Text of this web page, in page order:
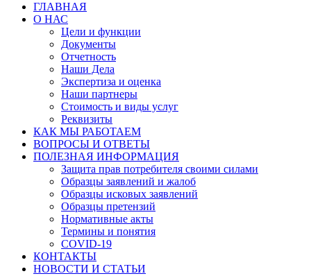
ГЛАВНАЯ
О НАС
Цели и функции
Документы
Отчетность
Наши Дела
Экспертиза и оценка
Наши партнеры
Стоимость и виды услуг
Реквизиты
КАК МЫ РАБОТАЕМ
ВОПРОСЫ И ОТВЕТЫ
ПОЛЕЗНАЯ ИНФОРМАЦИЯ
Защита прав потребителя своими силами
Образцы заявлений и жалоб
Образцы исковых заявлений
Образцы претензий
Нормативные акты
Термины и понятия
COVID-19
КОНТАКТЫ
НОВОСТИ И СТАТЬИ